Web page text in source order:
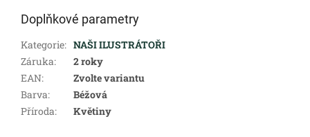
Doplňkové parametry
Kategorie: NAŠI ILUSTRÁTOŘI
Záruka:
2 roky
EAN:
Zvolte variantu
Barva:
Béžová
Příroda: Květiny